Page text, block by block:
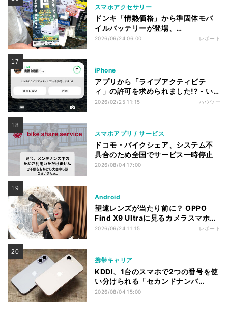
スマホアクセサリー
ドンキ「情熱価格」から準固体モバ
イルバッテリーが登場、
20,000mAhで6,599円
2026/06/24 06:00 レポート
iPhone
アプリから「ライブアクティビテ
ィ」の許可を求められました!? - い
まさら聞けないiPhoneのなぜ
2026/02/25 11:15 ハウツー
スマホアプリ / サービス
ドコモ・バイクシェア、システム不
具合のため全国でサービス一時停止
2026/08/04 17:00
Android
望遠レンズが当たり前に？ OPPO
Find X9 Ultraに見るカメラスマホの
新たな進化
2026/06/24 11:15 レポート
携帯キャリア
KDDI、1台のスマホで2つの番号を使
い分けられる「セカンドナンバ
ー」 月額550円
2026/08/04 15:00